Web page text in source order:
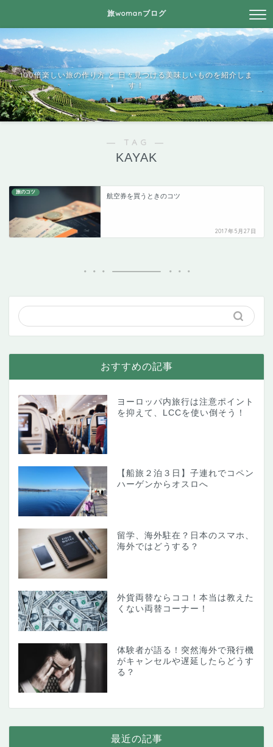
旅womanブログ
100倍楽しい旅の作り方 と 日々見つける美味しいものを紹介しま
す！
― TAG ―
KAYAK
旅のコツ
航空券を買うときのコツ
2017年5月27日
おすすめの記事
ヨーロッパ内旅行は注意ポイント
を抑えて、LCCを使い倒そう！
【船旅２泊３日】子連れでコペン
ハーゲンからオスロへ
留学、海外駐在？日本のスマホ、
海外ではどうする？
外貨両替ならココ！本当は教えた
くない両替コーナー！
体験者が語る！突然海外で飛行機
がキャンセルや遅延したらどうす
る？
最近の記事